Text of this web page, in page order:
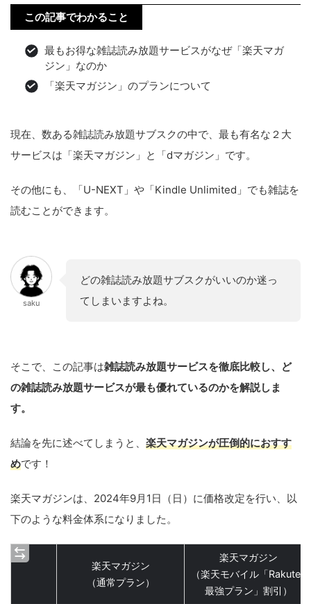
この記事でわかること
最もお得な雑誌読み放題サービスがなぜ「楽天マガ
ジン」なのか
「楽天マガジン」のプランについて
現在、数ある雑誌読み放題サブスクの中で、最も有名な２大
サービスは「楽天マガジン」と「dマガジン」です。
その他にも、「U-NEXT」や「Kindle Unlimited」でも雑誌を
読むことができます。
saku
どの雑誌読み放題サブスクがいいのか迷っ
てしまいますよね。
そこで、この記事は雑誌読み放題サービスを徹底比較し、ど
の雑誌読み放題サービスが最も優れているのかを解説しま
す。
結論を先に述べてしまうと、 楽天マガジンが圧倒的におすす
めです！
楽天マガジンは、2024年9月1日（日）に価格改定を行い、以
下のような料金体系になりました。
楽天マガジン
（通常プラン）
楽天マガジン
（楽天モバイル「Rakuten
最強プラン」割引）